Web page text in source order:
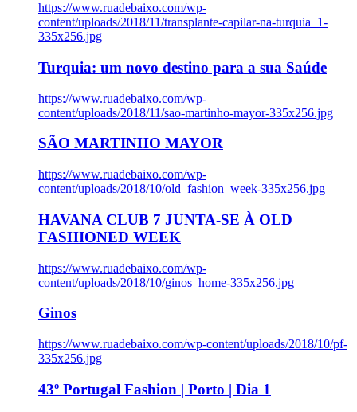
https://www.ruadebaixo.com/wp-
content/uploads/2018/11/transplante-capilar-na-turquia_1-
335x256.jpg
Turquia: um novo destino para a sua Saúde
https://www.ruadebaixo.com/wp-
content/uploads/2018/11/sao-martinho-mayor-335x256.jpg
SÃO MARTINHO MAYOR
https://www.ruadebaixo.com/wp-
content/uploads/2018/10/old_fashion_week-335x256.jpg
HAVANA CLUB 7 JUNTA-SE À OLD
FASHIONED WEEK
https://www.ruadebaixo.com/wp-
content/uploads/2018/10/ginos_home-335x256.jpg
Ginos
https://www.ruadebaixo.com/wp-content/uploads/2018/10/pf-
335x256.jpg
43º Portugal Fashion | Porto | Dia 1